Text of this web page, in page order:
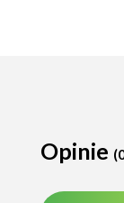
Opinie